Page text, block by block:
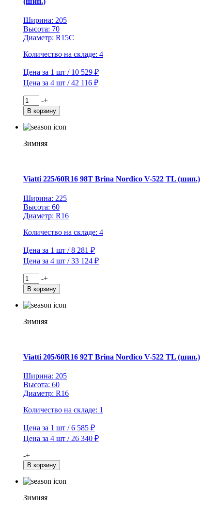
Ширина: 205
Высота: 70
Диаметр: R15C
Количество на складе: 4
Цена за 1 шт / 10 529 ₽
Цена за 4 шт / 42 116 ₽
Количество
товара
Viatti
205/70R15C
Vettore
TL
-+
В корзину
Зимняя
Viatti 225/60R16 98T Brina Nordico V-522 TL (шип.)
Ширина: 225
Высота: 60
Диаметр: R16
Количество на складе: 4
Цена за 1 шт / 8 281 ₽
Цена за 4 шт / 33 124 ₽
Количество
товара
Viatti
225/60R16
Brina
TL
-+
В корзину
Зимняя
Viatti 205/60R16 92T Brina Nordico V-522 TL (шип.)
Ширина: 205
Высота: 60
Диаметр: R16
Количество на складе: 1
Цена за 1 шт / 6 585 ₽
Цена за 4 шт / 26 340 ₽
Количество
товара
Viatti
205/60R16
Brina
-+
В корзину
Зимняя